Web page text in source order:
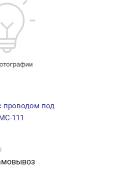
проводом под
111